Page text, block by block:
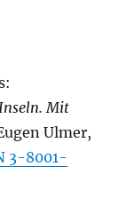
Mit
Ulmer,
3-8001-